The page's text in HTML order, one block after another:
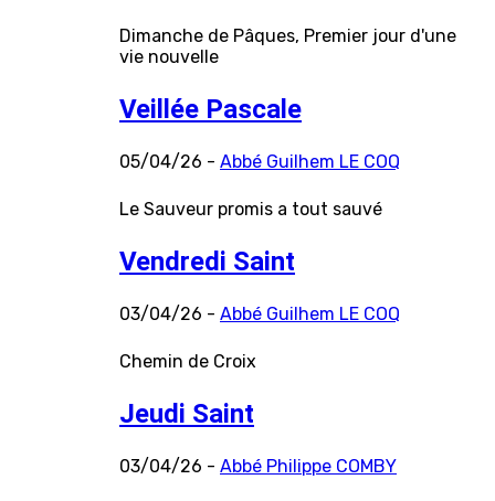
Dimanche de Pâques, Premier jour d'une
vie nouvelle
Veillée Pascale
05/04/26 - Abbé Guilhem LE COQ
Le Sauveur promis a tout sauvé
Vendredi Saint
03/04/26 - Abbé Guilhem LE COQ
Chemin de Croix
Jeudi Saint
03/04/26 - Abbé Philippe COMBY